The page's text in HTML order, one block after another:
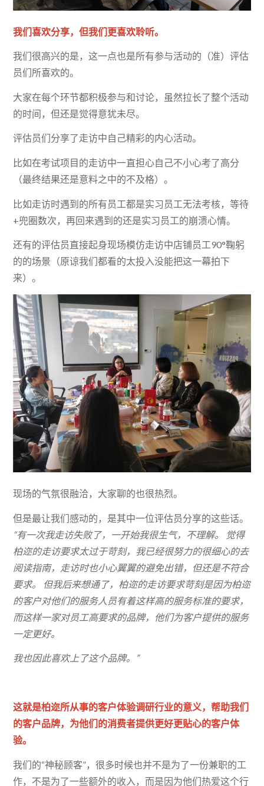
我们喜欢分享，但我们更喜欢聆听。
我们很高兴的是，这一点也是所有参与活动的（准）评估
员们所喜欢的。
大家在每个环节都积极参与和讨论，虽然拉长了整个活动
的时间，但还是觉得意犹未尽。
评估员们分享了走访中自己精彩的内心活动。
比如在考试项目的走访中一直担心自己不小心考了高分
（最终结果还是意料之中的不及格）。
比如走访时遇到的所有员工都是实习员工无法考核，等待
+兜圈数次，再回来遇到的还是实习员工的崩溃心情。
还有的评估员直接起身现场模仿走访中店铺员工90°鞠躬
的的场景（原谅我们都看的太投入没能把这一幕拍下
来）。
现场的气氛很融洽，大家聊的也很热烈。
但是最让我们感动的，是其中一位评估员分享的这些话。
“有一次我走访失败了，一开始我很生气，不理解。
觉得
柏迩的走访要求太过于苛刻，我已经很努力的很细心的去
阅读指南，走访时也小心翼翼的避免出错，但还是不符合
要求。
但我后来想通了，柏迩的走访要求苛刻是因为柏迩
的客户对他们的服务人员有着这样高的服务标准的要求，
而这样一家对员工高要求的品牌，他们为客户提供的服务
一定更好。
我也因此喜欢上了这个品牌。 ”
这就是柏迩所从事的客户体验调研行业的意义，帮助我们
的客户品牌，为他们的消费者提供更好更贴心的客户体
验。
我们的“神秘顾客”，很多时候也并不是为了一份兼职的工
作，不是为了一些额外的收入，而是因为他们热爱这个行